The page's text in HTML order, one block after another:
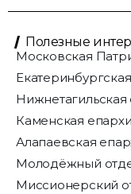
Полезные
Московская
Нижнетагильская
Каменская
Алапаевская
Молодёжный
Миссионерский